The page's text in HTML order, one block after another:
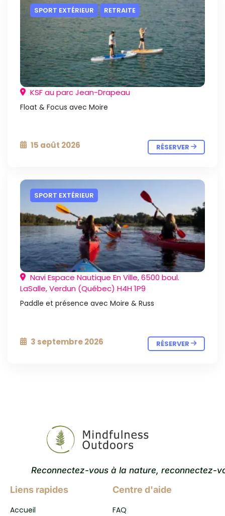
SPORT EXTÉRIEUR RETRAITE
KSF au parc Jean-Drapeau
Float & Focus avec Moire
15 août 2026 RÉSERVER
SPORT EXTÉRIEUR
Navi Espace Nautique En Ville, 6500 boul.
LaSalle, Verdun (Québec) H4H 1P9
Paddle et présence avec Moire & Russ
3 septembre 2026 RÉSERVER
Reconnectez-vous à la nature, reconnectez-
Liens rapides
Accueil
Centre d'aide
FAQ